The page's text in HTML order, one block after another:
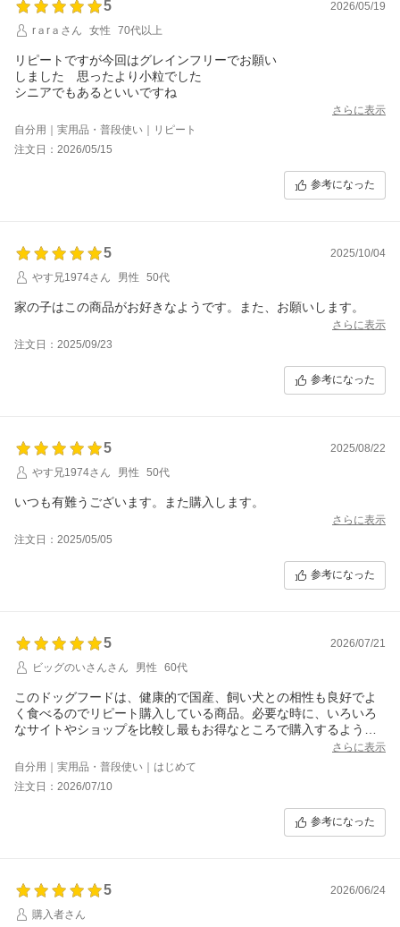
5
2026/05/19
rａrａさん
女性 70代以上
リピートですが今回はグレインフリーでお願い
しました 思ったより小粒でした
シニアでもあるといいですね
さらに表示
自分用｜実用品・普段使い｜リピート
注文日：2026/05/15
参考になった
5
2025/10/04
やす兄1974さん
男性 50代
家の子はこの商品がお好きなようです。また、お願いします。
さらに表示
注文日：2025/09/23
参考になった
5
2025/08/22
やす兄1974さん
男性 50代
いつも有難うございます。また購入します。
さらに表示
注文日：2025/05/05
参考になった
5
2026/07/21
ビッグのいさんさん
男性 60代
このドッグフードは、健康的で国産、飼い犬との相性も良好でよ
く食べるのでリピート購入している商品。必要な時に、いろいろ
なサイトやショップを比較し最もお得なところで購入するように
さらに表示
自分用｜実用品・普段使い｜はじめて
注文日：2026/07/10
参考になった
5
2026/06/24
購入者さん